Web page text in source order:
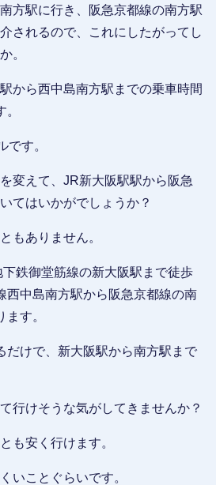
方駅に行き、阪急京都線の南方駅
されるので、これにしたがってし
。
から西中島南方駅までの乗車時間
です。
変えて、JR新大阪駅駅から阪急
てはいかがでしょうか？
もありません。
鉄御堂筋線の新大阪駅まで徒歩
西中島南方駅から阪急京都線の南
す。
だけで、新大阪駅から南方駅まで
行けそうな気がしてきませんか？
も安く行けます。
いことぐらいです。